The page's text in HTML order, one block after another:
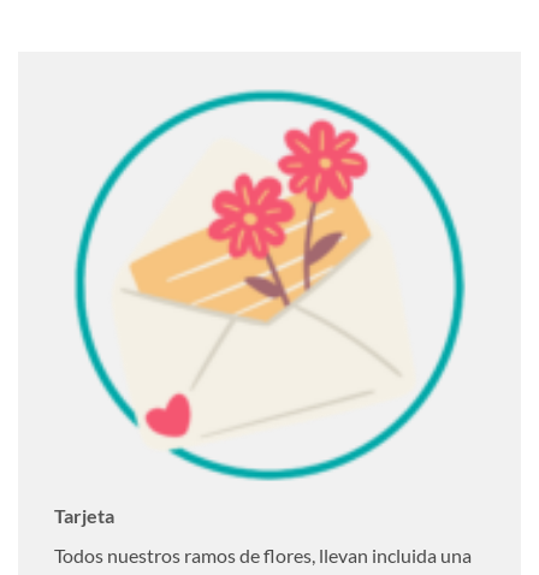
Tarjeta
Todos nuestros ramos de flores, llevan incluida una